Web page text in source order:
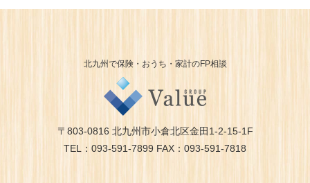
北九州で保険・おうち・家計のFP相談
〒803-0816 北九州市小倉北区金田1-2-15-1F
TEL：093-591-7899 FAX：093-591-7818